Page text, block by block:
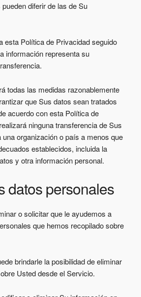
diferir de las de Su
esta Política de Privacidad seguido
información representa su
todas las medidas razonablemente
que Sus datos sean tratados
acuerdo con esta Política de
ninguna transferencia de Sus
organización o país a menos que
establecidos, incluida la
y otra información personal.
datos personales
o solicitar que le ayudemos a
que hemos recopilado sobre
brindarle la posibilidad de eliminar
Usted desde el Servicio.